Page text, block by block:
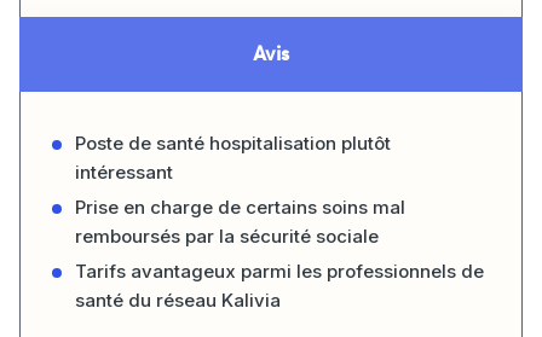
Avis
Poste de santé hospitalisation plutôt
intéressant
Prise en charge de certains soins mal
remboursés par la sécurité sociale
Tarifs avantageux parmi les professionnels de
santé du réseau Kalivia